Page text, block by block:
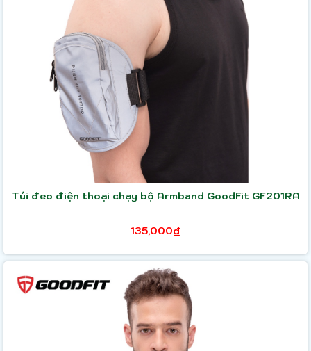
Túi đeo điện thoại chạy bộ Armband GoodFit GF201RA
135,000₫